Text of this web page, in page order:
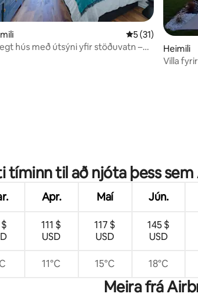
9 umsagnir
5 af 5 í
5 (31)
hús með útsýni yfir stöðuvatn –
Heimili
Villa
tíminn til að njóta þess
Apr. Maí Jún.
111 $
USD
117 $
USD
145 $
USD
11°C 15°C 18°C
Meira frá